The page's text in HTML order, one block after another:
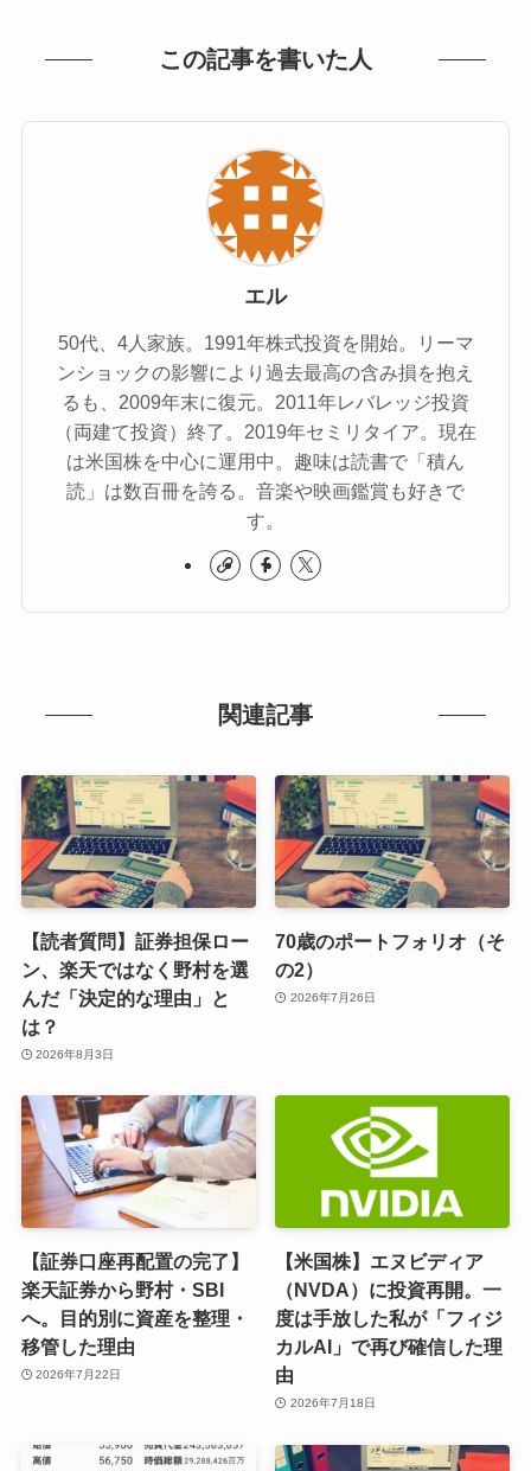
この記事を書いた人
エル
50代、4人家族。1991年株式投資を開始。リーマ
ンショックの影響により過去最高の含み損を抱え
るも、2009年末に復元。2011年レバレッジ投資
（両建て投資）終了。2019年セミリタイア。現在
は米国株を中心に運用中。趣味は読書で「積ん
読」は数百冊を誇る。音楽や映画鑑賞も好きで
す。
関連記事
【読者質問】証券担保ロー
ン、楽天ではなく野村を選
んだ「決定的な理由」と
は？
2026年8月3日
70歳のポートフォリオ（そ
の2）
2026年7月26日
【証券口座再配置の完了】
楽天証券から野村・SBI
へ。目的別に資産を整理・
移管した理由
2026年7月22日
【米国株】エヌビディア
（NVDA）に投資再開。一
度は手放した私が「フィジ
カルAI」で再び確信した理
由
2026年7月18日